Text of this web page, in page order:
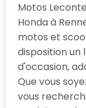
Motos
Honda à
motos et
disposition un
d'occasion,
Que vous
vous